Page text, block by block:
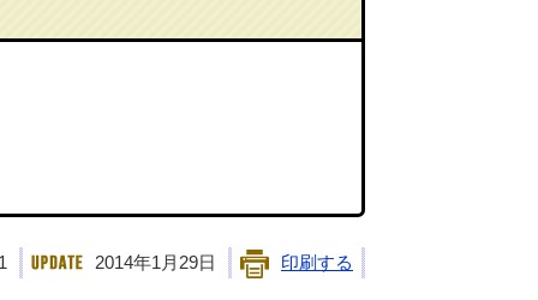
2014年1月29日 印刷する